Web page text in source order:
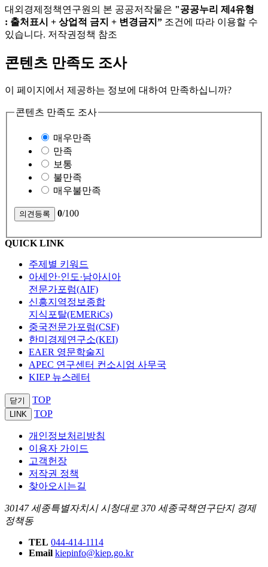
대외경제정책연구원의 본 공공저작물은 "공공누리 제4유형
: 출처표시 + 상업적 금지 + 변경금지” 조건에 따라 이용할 수
있습니다. 저작권정책 참조
콘텐츠 만족도 조사
이 페이지에서 제공하는 정보에 대하여 만족하십니까?
콘텐츠 만족도 조사
매우만족
만족
보통
불만족
매우불만족
0/100
QUICK LINK
주제별 키워드
아세안·인도·남아시아
전문가포럼(AIF)
신흥지역정보종합
지식포탈(EMERiCs)
중국전문가포럼(CSF)
한미경제연구소(KEI)
EAER 영문학술지
APEC 연구센터 컨소시엄 사무국
KIEP 뉴스레터
닫기 TOP
LINK TOP
개인정보처리방침
이용자 가이드
고객헌장
저작권 정책
찾아오시는길
30147 세종특별자치시 시청대로 370 세종국책연구단지 경제
정책동
TEL 044-414-1114
Email kiepinfo@kiep.go.kr